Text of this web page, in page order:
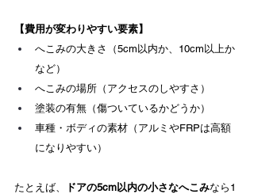
【費用が変わりやすい要素】
へこみの大きさ（5cm以内か、10cm以上か
など）
へこみの場所（アクセスのしやすさ）
塗装の有無（傷ついているかどうか）
車種・ボディの素材（アルミやFRPは高額
になりやすい）
たとえば、 ドアの5cm以内の小さなへこみなら1